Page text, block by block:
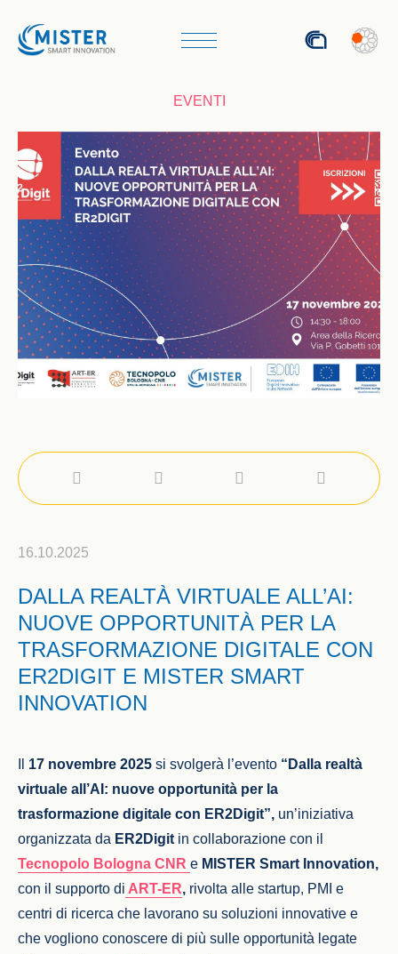
EVENTI
16.10.2025
DALLA REALTÀ VIRTUALE ALL’AI:
NUOVE OPPORTUNITÀ PER LA
TRASFORMAZIONE DIGITALE CON
ER2DIGIT E MISTER SMART
INNOVATION
17 novembre 2025 si svolgerà l’evento “Dalla realtà
virtuale all’AI: nuove opportunità per la
trasformazione digitale con ER2Digit”, un’iniziativa
organizzata da ER2Digit in collaborazione con il
Tecnopolo Bologna CNR e MISTER Smart Innovation,
con il supporto di ART-ER, rivolta alle startup, PMI e
centri di ricerca che lavorano su soluzioni innovative e
che vogliono conoscere di più sulle opportunità legate